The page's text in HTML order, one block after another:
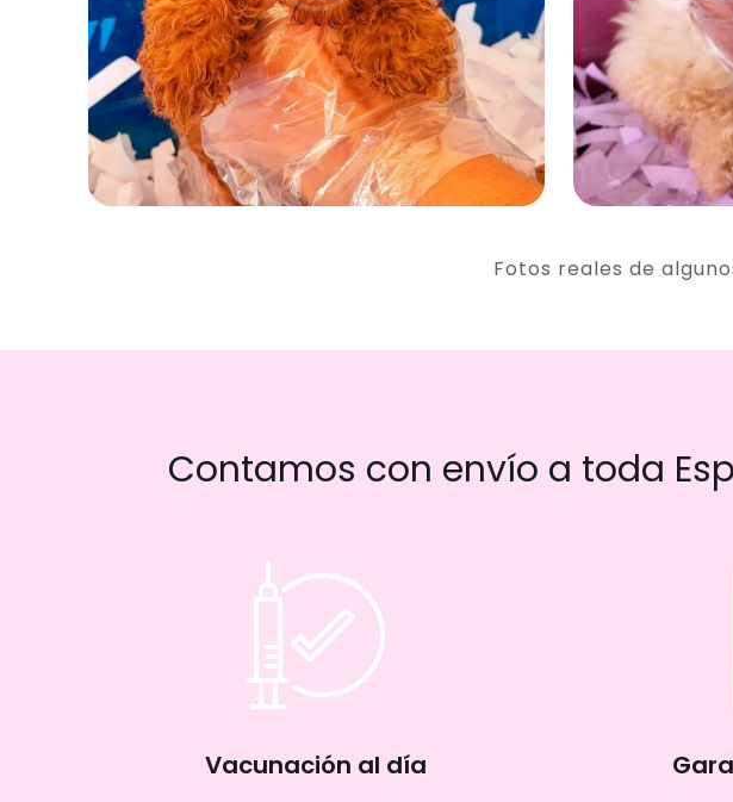
Fotos reales de
Contamos con envío a toda
Vacunación al día